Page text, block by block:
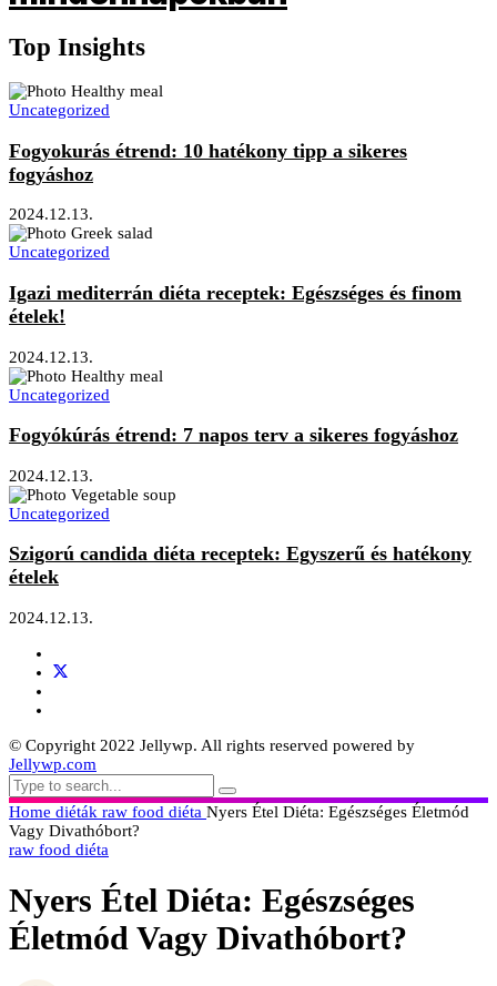
Top Insights
Uncategorized
Fogyokurás étrend: 10 hatékony tipp a sikeres
fogyáshoz
2024.12.13.
Uncategorized
Igazi mediterrán diéta receptek: Egészséges és finom
ételek!
2024.12.13.
Uncategorized
Fogyókúrás étrend: 7 napos terv a sikeres fogyáshoz
2024.12.13.
Uncategorized
Szigorú candida diéta receptek: Egyszerű és hatékony
ételek
2024.12.13.
© Copyright 2022 Jellywp. All rights reserved powered by
Jellywp.com
Home diéták raw food diéta Nyers Étel Diéta: Egészséges Életmód
Vagy Divathóbort?
raw food diéta
Nyers Étel Diéta: Egészséges
Életmód Vagy Divathóbort?